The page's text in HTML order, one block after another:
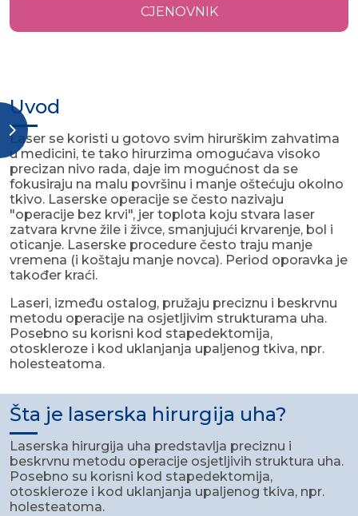
CJENOVNIK
Uvod
Laser se koristi u gotovo svim hirurškim zahvatima
u medicini, te tako hirurzima omogućava visoko
precizan nivo rada, daje im mogućnost da se
fokusiraju na malu površinu i manje oštećuju okolno
tkivo. Laserske operacije se često nazivaju
"operacije bez krvi", jer toplota koju stvara laser
zatvara krvne žile i živce, smanjujući krvarenje, bol i
oticanje. Laserske procedure često traju manje
vremena (i koštaju manje novca). Period oporavka je
također kraći.
Laseri, između ostalog, pružaju preciznu i beskrvnu
metodu operacije na osjetljivim strukturama uha.
Posebno su korisni kod stapedektomija,
otoskleroze i kod uklanjanja upaljenog tkiva, npr.
holesteatoma.
Šta je laserska hirurgija uha?
Laserska hirurgija uha predstavlja preciznu i
beskrvnu metodu operacije osjetljivih struktura uha.
Posebno su korisni kod stapedektomija,
otoskleroze i kod uklanjanja upaljenog tkiva, npr.
holesteatoma.